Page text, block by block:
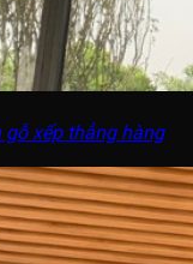
xếp thẳng hàng